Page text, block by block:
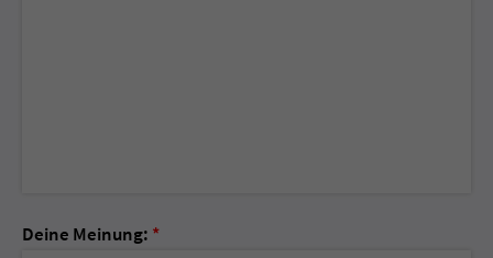
Deine Meinung: *